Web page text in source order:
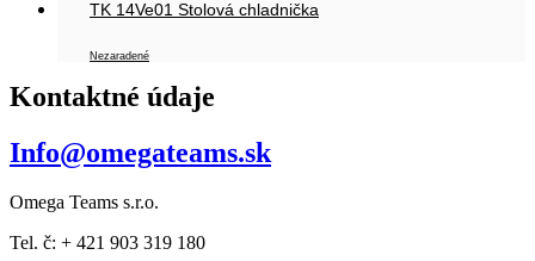
TK 14Ve01 Stolová chladnička
Nezaradené
Kontaktné údaje
Info@omegateams.sk
Omega Teams s.r.o.
Tel. č: + 421 903 319 180